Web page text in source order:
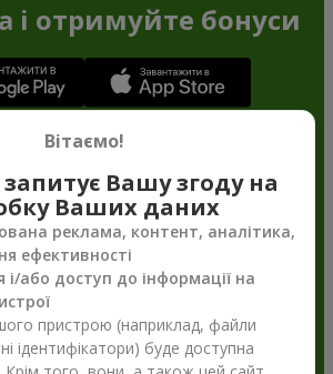
і отримуйте бонуси
Вітаємо!
Вашу згоду на
Ваших даних
реклама, контент, аналітика,
ефективності
і/або доступ до інформації на
пристрою (наприклад, файли
ідентифікатори) буде доступна